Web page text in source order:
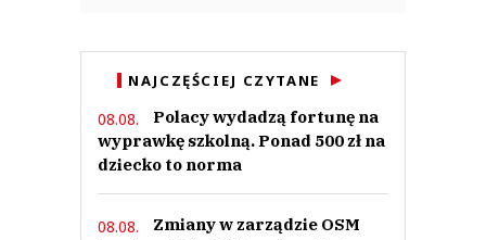
NAJCZĘŚCIEJ CZYTANE
08.08.
Polacy wydadzą fortunę na
wyprawkę szkolną. Ponad 500 zł na
dziecko to norma
08.08.
Zmiany w zarządzie OSM